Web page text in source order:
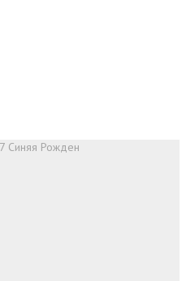
Синяя Рожден